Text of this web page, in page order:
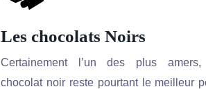
Les chocolats Noirs
Certainement l’un des plus
chocolat noir reste pourtant le meilleur